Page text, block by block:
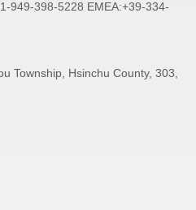
949-398-5228 EMEA:+39-334-
Township, Hsinchu County, 303,